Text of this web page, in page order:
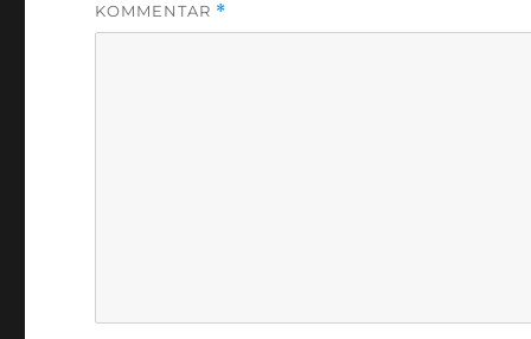
KOMMENTAR *